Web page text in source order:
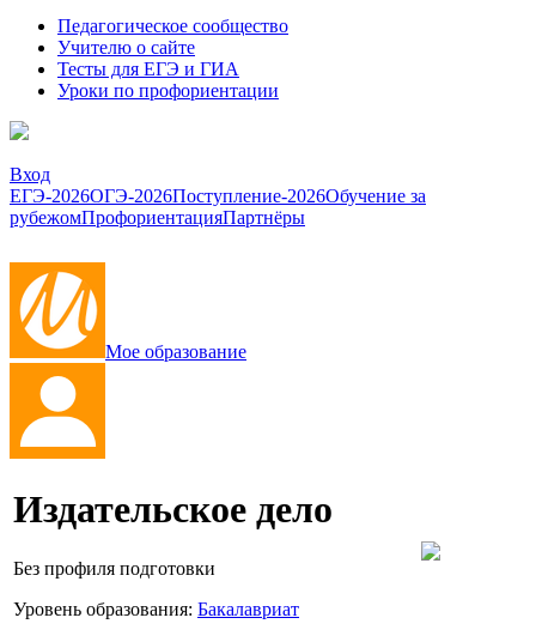
Педагогическое сообщество
Учителю о сайте
Тесты для ЕГЭ и ГИА
Уроки по профориентации
Вход
ЕГЭ-2026ОГЭ-2026Поступление-2026Обучение за
рубежомПрофориентацияПартнёры
Мое образование
Издательское дело
Без профиля подготовки
Уровень образования: Бакалавриат